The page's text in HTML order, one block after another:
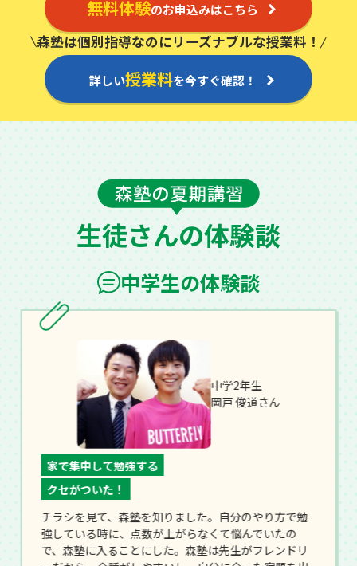
午後 4:30〜
5:50
6限
7:25
7限
8:55
無料体験のお申込みはこちら
森塾は個別指導なのにリーズナブルな授業料！
詳しい授業料を今すぐ確認！
生徒さんの体験談
中学生の体験談
中学2年生
岡戸 俊道さん
家で集中して勉強する
クセがついた！
チラシを見て、森塾を知りました。自分のやり方で勉
強している時に、点数が上がらなくて悩んでいたの
で、森塾に入ることにした。森塾は先生がフレンドリ